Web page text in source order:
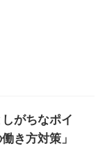
がちなポイ
き方対策」